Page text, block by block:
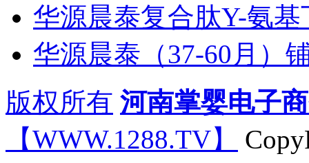
华源晨泰复合肽Y-氨基
华源晨泰（37-60月）
版权所有 河南掌婴电子
【WWW.1288.TV】